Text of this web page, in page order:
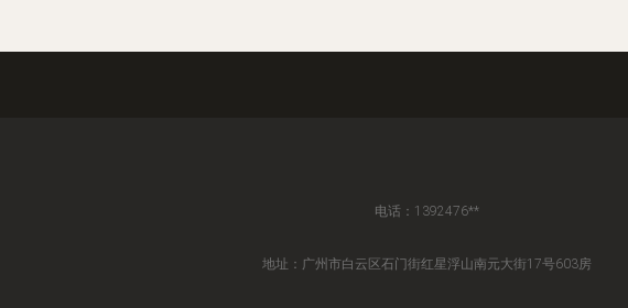
电话：1392476**
地址：广州市白云区石门街红星浮山南元大街17号603房